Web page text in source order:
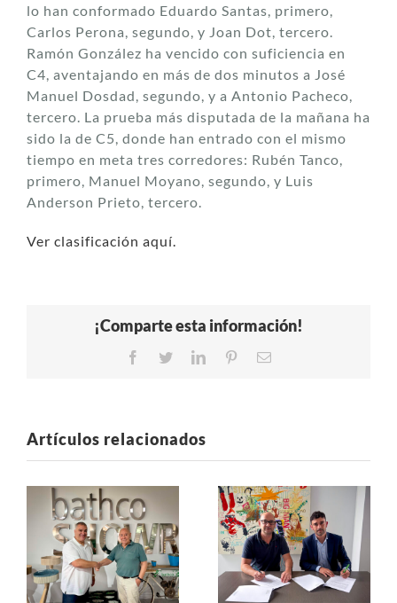
lo han conformado Eduardo Santas, primero,
Carlos Perona, segundo, y Joan Dot, tercero.
Ramón González ha vencido con suficiencia en
C4, aventajando en más de dos minutos a José
Manuel Dosdad, segundo, y a Antonio Pacheco,
tercero. La prueba más disputada de la mañana ha
sido la de C5, donde han entrado con el mismo
tiempo en meta tres corredores: Rubén Tanco,
primero, Manuel Moyano, segundo, y Luis
Anderson Prieto, tercero.
Ver clasificación aquí.
¡Comparte esta información!
Facebook
TwitterLinkedInPinterestCorreo
Artículos relacionados